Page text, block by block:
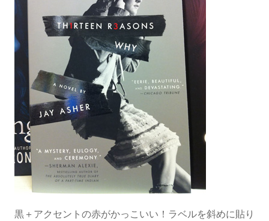
黒＋アクセントの赤がかっこいい！ラベルを斜めに貼り